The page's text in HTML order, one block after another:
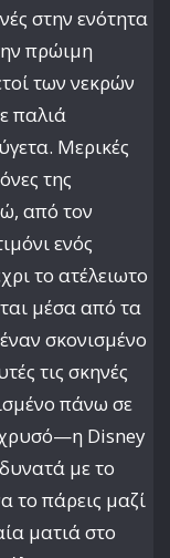
στην ενότητα
πρώιμη
των νεκρών
παλιά
Μερικές
της
από τον
ενός
το ατέλειωτο
μέσα από τα
σκονισμένο
τις σκηνές
πάνω σε
Disney
με το
το πάρεις μαζί
ματιά στο